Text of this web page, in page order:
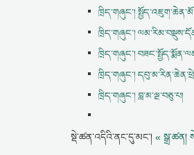
ཁྲིད་གཞུང་།
ཁྲིད་གཞུང་།
ཁྲིད་གཞུང་།
ཁྲིད་གཞུང་།
ཁྲིད་གཞུང་། བླ་མ་ལྔ་བཅུ་པ།
སྡེ་ཚན་འདིའི་ནང་དུ་མང་། « སྒྲ་ཚན།